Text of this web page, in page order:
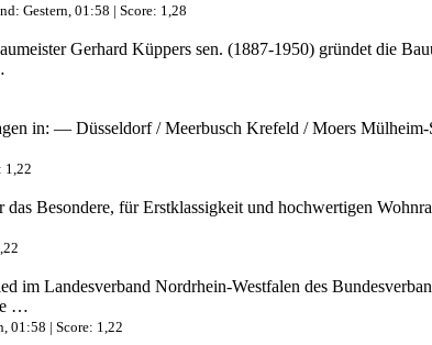
Gestern, 01:58 | Score: 1,28
Gerhard Küppers sen. (1887-1950) gründet die
in: — Düsseldorf / Meerbusch Krefeld / Moers
1,22
Besondere, für Erstklassigkeit und hochwertigen
Landesverband Nordrhein-Westfalen des
…
01:58 | Score: 1,22